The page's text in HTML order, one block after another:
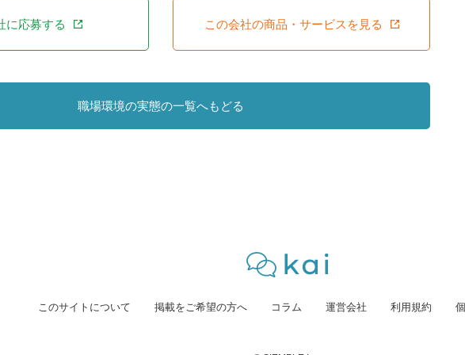
に応募する この会社の商品・サービスを見る
職場環境の実態の一覧へもどる
このサイトについて 掲載をご希望の方へ コラム 運営会社 利用規約